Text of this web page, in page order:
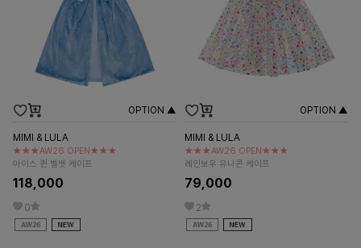
OPTION ▲
MIMI & LULA
★★★AW26 OPEN★★★
아이스 퀸 벨벳 케이프
118,000
0
OPTION ▲
MIMI & LULA
★★★AW26 OPEN★★★
레인보우 유니콘 케이프
79,000
2